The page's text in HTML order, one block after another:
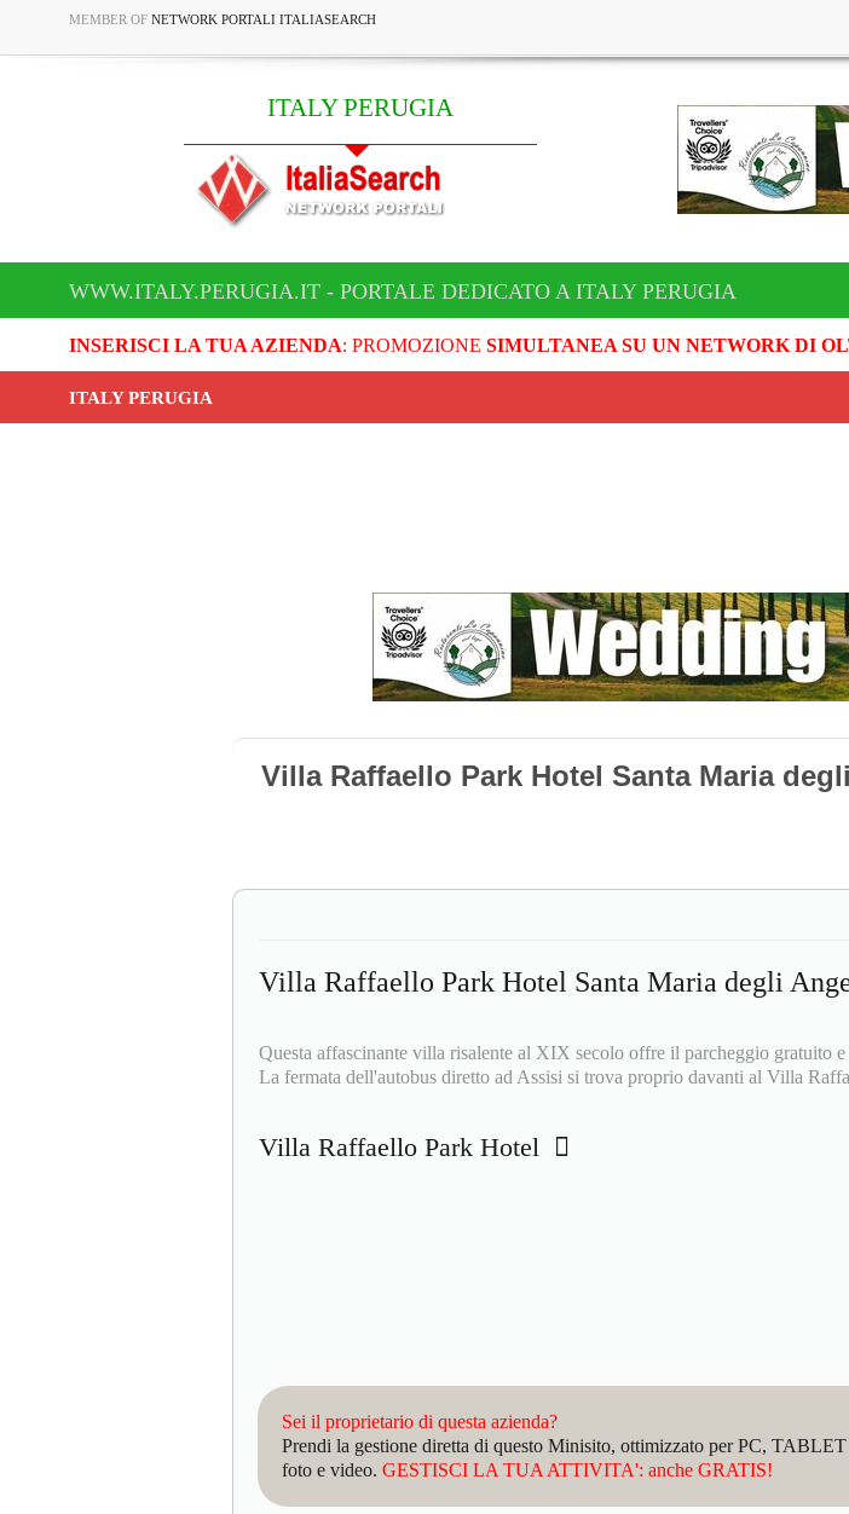
MEMBER OF NETWORK PORTALI ITALIASEARCH
ITALY PERUGIA
WWW.ITALY.PERUGIA.IT - PORTALE DEDICATO A ITALY PERUGIA
INSERISCI LA TUA AZIENDA: PROMOZIONE SIMULTANEA SU UN NETWORK DI
ITALY PERUGIA
Villa Raffaello Park Hotel Santa Maria
Villa Raffaello Park Hotel Santa Maria degli
Questa affascinante villa risalente al XIX secolo offre il parcheggio gratuito e
La fermata dell'autobus diretto ad Assisi si trova proprio davanti al Villa
Villa Raffaello Park Hotel
Sei il proprietario di questa azienda?
Prendi la gestione diretta di questo Minisito, ottimizzato per PC,
foto e video. GESTISCI LA TUA ATTIVITA': anche GRATIS!